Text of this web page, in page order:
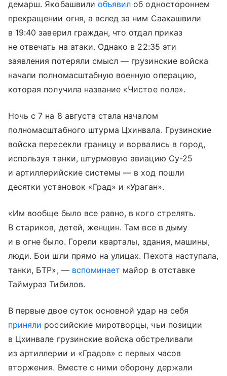
демарш. Якобашвили объявил об одностороннем
прекращении огня, а вслед за ним Саакашвили
в 19:40 заверил граждан, что отдал приказ
не отвечать на атаки. Однако в 22:35 эти
заявления потеряли смысл — грузинские войска
начали полномасштабную военную операцию,
которая получила название «Чистое поле».
Ночь с 7 на 8 августа стала началом
полномасштабного штурма Цхинвала. Грузинские
войска пересекли границу и ворвались в город,
используя танки, штурмовую авиацию Су-25
и артиллерийские системы — в ход пошли
десятки установок «Град» и «Ураган».
«Им вообще было все равно, в кого стрелять.
В стариков, детей, женщин. Там все в дыму
и в огне было. Горели кварталы, здания, машины,
люди. Бои шли прямо на улицах. Пехота наступала,
танки, БТР», — вспоминает майор в отставке
Таймураз Тибилов.
В первые двое суток основной удар на себя
приняли российские миротворцы, чьи позиции
в Цхинвале грузинские войска обстреливали
из артиллерии и «Градов» с первых часов
вторжения. Вместе с ними оборону держали